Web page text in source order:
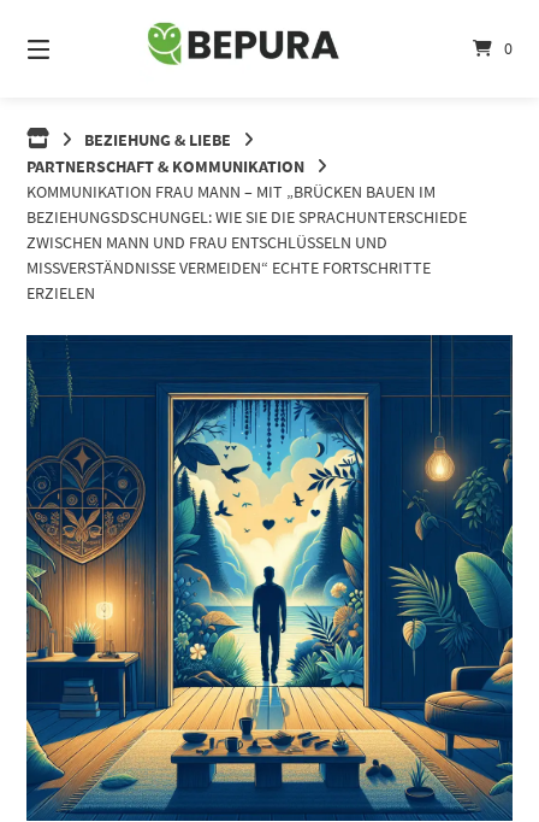
zum
Inhalt
0
BEZIEHUNG & LIEBE
PARTNERSCHAFT & KOMMUNIKATION
KOMMUNIKATION FRAU MANN – MIT „BRÜCKEN BAUEN IM
BEZIEHUNGSDSCHUNGEL: WIE SIE DIE SPRACHUNTERSCHIEDE
ZWISCHEN MANN UND FRAU ENTSCHLÜSSELN UND
MISSVERSTÄNDNISSE VERMEIDEN“ ECHTE FORTSCHRITTE
ERZIELEN